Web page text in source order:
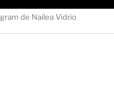
de Nailea Vidrio